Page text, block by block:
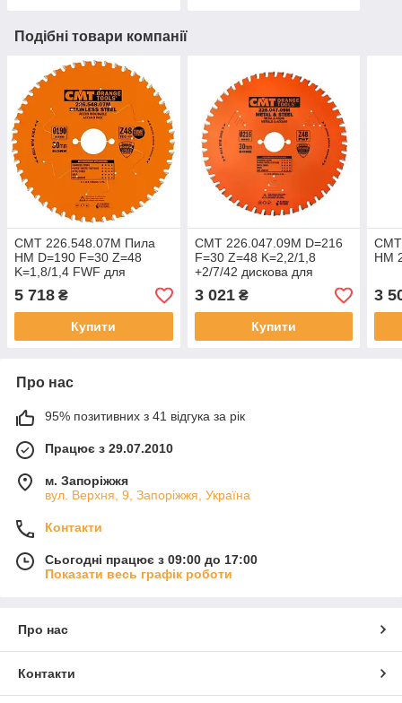
Подібні товари компанії
СМТ 226.548.07M Пила
HM D=190 F=30 Z=48
K=1,8/1,4 FWF для
нержавіючої сталі "сухий
різ"
5 718 ₴
Купити
CMT 226.047.09M D=216
F=30 Z=48 K=2,2/1,8
+2/7/42 дискова для
пиляння сталі "сухий різ"
3 021₴
Купити
СМТ
HM
3
Про нас
95% позитивних з 41 відгука за рік
Працює з 29.07.2010
м. Запоріжжя
вул. Верхня, 9, Запоріжжя, Україна
Контакти
Сьогодні працює з 09:00 до 17:00
Показати весь графік роботи
Про нас
Контакти